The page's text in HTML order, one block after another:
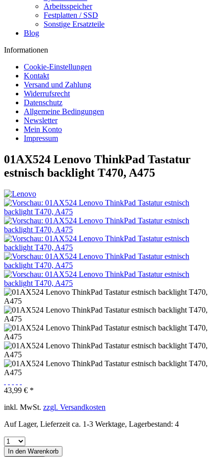
Arbeitsspeicher
Festplatten / SSD
Sonstige Ersatzteile
Blog
Informationen
Cookie-Einstellungen
Kontakt
Versand und Zahlung
Widerrufsrecht
Datenschutz
Allgemeine Bedingungen
Newsletter
Mein Konto
Impressum
01AX524 Lenovo ThinkPad Tastatur
estnisch backlight T470, A475
43,99 € *
inkl. MwSt. zzgl. Versandkosten
Auf Lager, Lieferzeit ca. 1-3 Werktage, Lagerbestand: 4
In den Warenkorb